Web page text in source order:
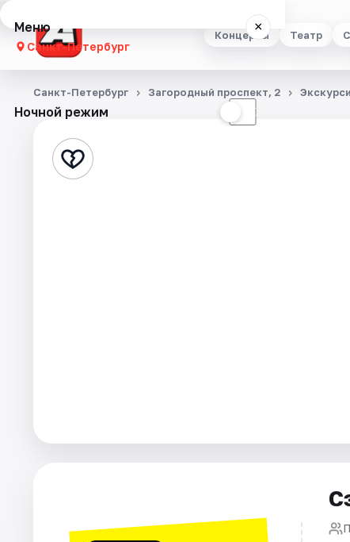
Концерты Театр
Меню ×
Санкт-Петербург
Концерты
Стендап
Ночной режим ☾
Санкт-Петербург Загородный проспект, 2